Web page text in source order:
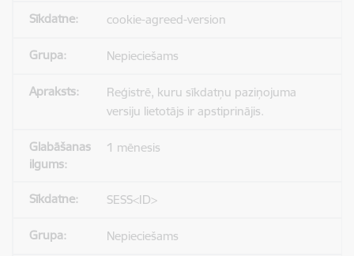
cookie-agreed-version
Nepieciešams
Reģistrē, kuru sīkdatņu paziņojuma
versiju lietotājs ir apstiprinājis.
1 mēnesis
SESS<ID>
Nepieciešams